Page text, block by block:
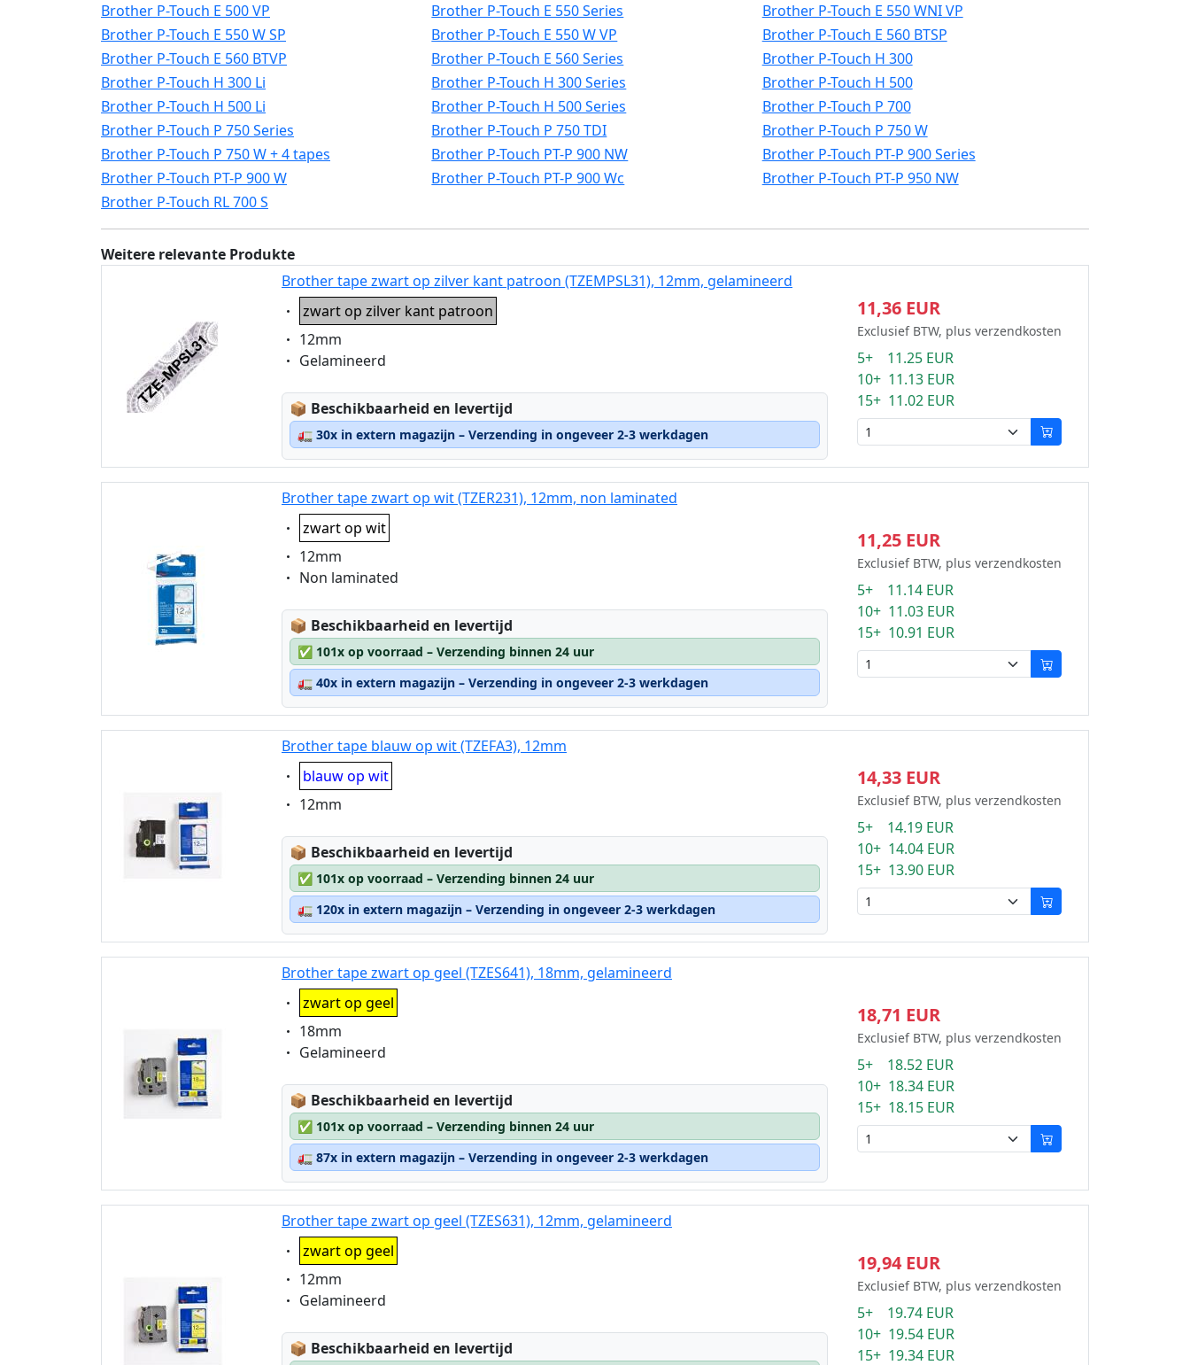
Brother P-Touch E 500 VP
Brother P-Touch E 550 Series
Brother P-Touch E 550 WNI VP
Brother P-Touch E 550 W SP
Brother P-Touch E 550 W VP
Brother P-Touch E 560 BTSP
Brother P-Touch E 560 BTVP
Brother P-Touch E 560 Series
Brother P-Touch H 300
Brother P-Touch H 300 Li
Brother P-Touch H 300 Series
Brother P-Touch H 500
Brother P-Touch H 500 Li
Brother P-Touch H 500 Series
Brother P-Touch P 700
Brother P-Touch P 750 Series
Brother P-Touch P 750 TDI
Brother P-Touch P 750 W
Brother P-Touch P 750 W + 4 tapes
Brother P-Touch PT-P 900 NW
Brother P-Touch PT-P 900 Series
Brother P-Touch PT-P 900 W
Brother P-Touch PT-P 900 Wc
Brother P-Touch PT-P 950 NW
Brother P-Touch RL 700 S
Weitere relevante Produkte
Brother tape zwart op zilver kant patroon (TZEMPSL31), 12mm, gelamineerd
Eigenschaft:
zwart op zilver kant patroon
Eigenschaft:
12mm
Eigenschaft:
Gelamineerd
📦 Lagerstatus:
Beschikbaarheid en levertijd
🚛 30x in extern magazijn – Verzending in ongeveer 2-3 werkdagen
11,36 EUR
Exclusief BTW, plus verzendkosten
5+ 11.25 EUR
10+ 11.13 EUR
15+ 11.02 EUR
Brother tape zwart op wit (TZER231), 12mm, non laminated
Eigenschaft:
zwart op wit
Eigenschaft:
12mm
Eigenschaft:
Non laminated
📦 Lagerstatus:
Beschikbaarheid en levertijd
✅ 101x op voorraad – Verzending binnen 24 uur
🚛 40x in extern magazijn – Verzending in ongeveer 2-3 werkdagen
11,25 EUR
Exclusief BTW, plus verzendkosten
5+ 11.14 EUR
10+ 11.03 EUR
15+ 10.91 EUR
Brother tape blauw op wit (TZEFA3), 12mm
Eigenschaft:
blauw op wit
Eigenschaft:
12mm
📦 Lagerstatus:
Beschikbaarheid en levertijd
✅ 101x op voorraad – Verzending binnen 24 uur
🚛 120x in extern magazijn – Verzending in ongeveer 2-3 werkdagen
14,33 EUR
Exclusief BTW, plus verzendkosten
5+ 14.19 EUR
10+ 14.04 EUR
15+ 13.90 EUR
Brother tape zwart op geel (TZES641), 18mm, gelamineerd
Eigenschaft:
zwart op geel
Eigenschaft:
18mm
Eigenschaft:
Gelamineerd
📦 Lagerstatus:
Beschikbaarheid en levertijd
✅ 101x op voorraad – Verzending binnen 24 uur
🚛 87x in extern magazijn – Verzending in ongeveer 2-3 werkdagen
18,71 EUR
Exclusief BTW, plus verzendkosten
5+ 18.52 EUR
10+ 18.34 EUR
15+ 18.15 EUR
Brother tape zwart op geel (TZES631), 12mm, gelamineerd
Eigenschaft:
zwart op geel
Eigenschaft:
12mm
Eigenschaft:
Gelamineerd
📦 Lagerstatus:
Beschikbaarheid en levertijd
19,94 EUR
Exclusief BTW, plus verzendkosten
5+ 19.74 EUR
10+ 19.54 EUR
15+ 19.34 EUR